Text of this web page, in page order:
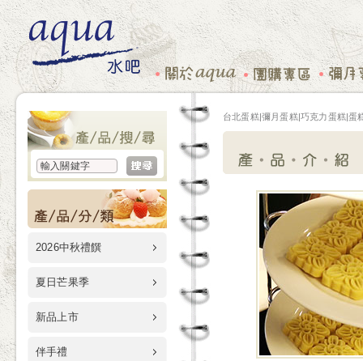
2026中秋禮饌
夏日芒果季
新品上市
伴手禮
台北蛋糕|彌月蛋糕|巧克力蛋糕|蛋